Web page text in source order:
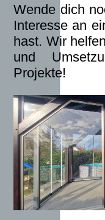
Wende dich
Interesse an
hast. Wir
und
Projekte!